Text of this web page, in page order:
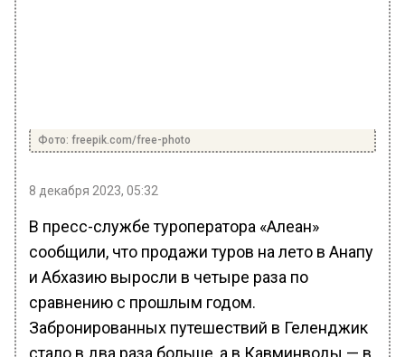
Фото: freepik.com/free-photo
8 декабря 2023, 05:32
В пресс-службе туроператора «Алеан»
сообщили, что продажи туров на лето в Анапу
и Абхазию выросли в четыре раза по
сравнению с прошлым годом.
Забронированных путешествий в Геленджик
стало в два раза больше, а в Кавминводы — в